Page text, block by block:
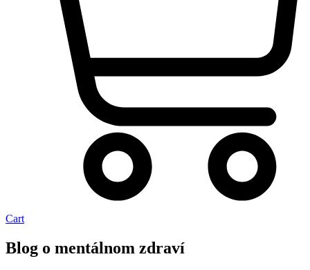
Cart
Blog o mentálnom zdraví